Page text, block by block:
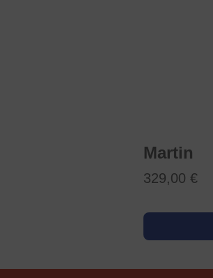
Martin
329,00 €